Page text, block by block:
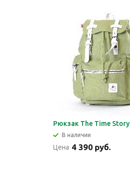
Рюкзак The Time Story
В наличии
Цена 4 390 руб.